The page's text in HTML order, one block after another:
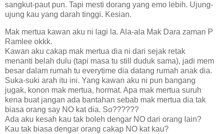
sangkut-paut pun. Tapi mesti dorang yang emo lebih. Ujung-
ujung kau yang darah tinggi. Kesian.
Mak mertua kawan aku ni lagi la. Ala-ala Mak Dara zaman P
Ramlee okkk.
Kawan aku cakap mak mertua dia ni dari sejak retak
menanti belah dulu (tapi masa tu still duduk sama), jadi mem
besar dalam rumah tu everytime dia datang rumah anak dia.
Suka-suki arah itu ini. Yang kawan aku ni pun bangang
jugak, konon mak mertua, hormat. Apa mak mertua suruh
kena buat jangan ada bantahan sebab mak mertua dia tak
biasa orang say NO kat dia. So??????
Ada aku kesah kau tak boleh dengar NO dari orang lain?
Kau tak biasa dengar orang cakap NO kat kau?